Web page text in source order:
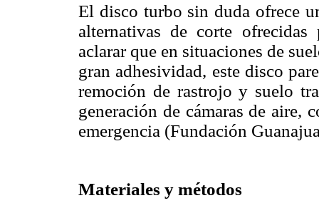
El disco turbo sin duda ofrece
alternativas de corte
aclarar que en situaciones de
gran adhesividad, este disco
remoción de rastrojo y suelo
generación de cámaras de aire,
emergencia (Fundación
Materiales y métodos